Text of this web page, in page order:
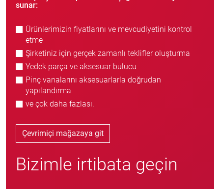
sunar:
Ürünlerimizin fiyatlarını ve mevcudiyetini kontrol
etme
Şirketiniz için gerçek zamanlı teklifler oluşturma
Yedek parça ve aksesuar bulucu
Pinç vanalarını aksesuarlarla doğrudan
yapılandırma
ve çok daha fazlası.
Çevrimiçi mağazaya git
Bizimle irtibata geçin